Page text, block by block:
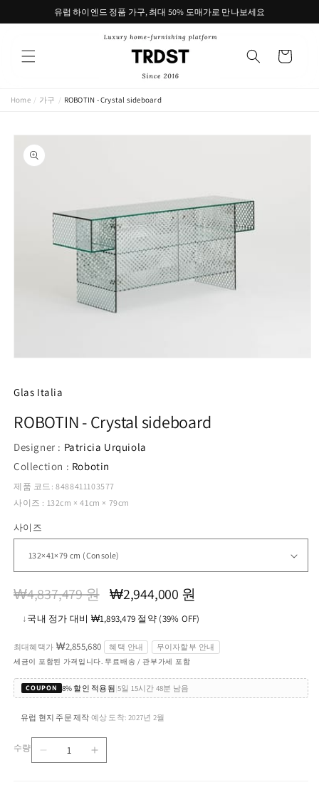
로 건너유럽 하이엔드 정품 가구, 최대 50% 도매가로 만나보세요
트
Home / 가구 / ROBOTIN - Crystal sideboard
제품 정
보로 건
너뛰기
에
미
디
1
열
Glas Italia
ROBOTIN - Crystal sideboard
Designer : Patricia Urquiola
Collection : Robotin
제품 코드: 8488411103577
사이즈 : 132cm × 41cm × 79cm
사이즈
정
₩4,837,479 원
할
가
₩2,944,000 원
↓국내 정가 대비 ₩1,893,479 절약 (39% OFF)
최대혜택가 ₩2,855,680 혜택 안내 무이자할부 안내
세금이 포함된 가격입니다. 무료배송 / 관부가세 포함
COUPON 8% 할인 적용됨 5일 15시간 48분 남음
유럽 현지 주문 제작 예상 도착: 2027년 2월
수량
ROBOTINROBOTIN